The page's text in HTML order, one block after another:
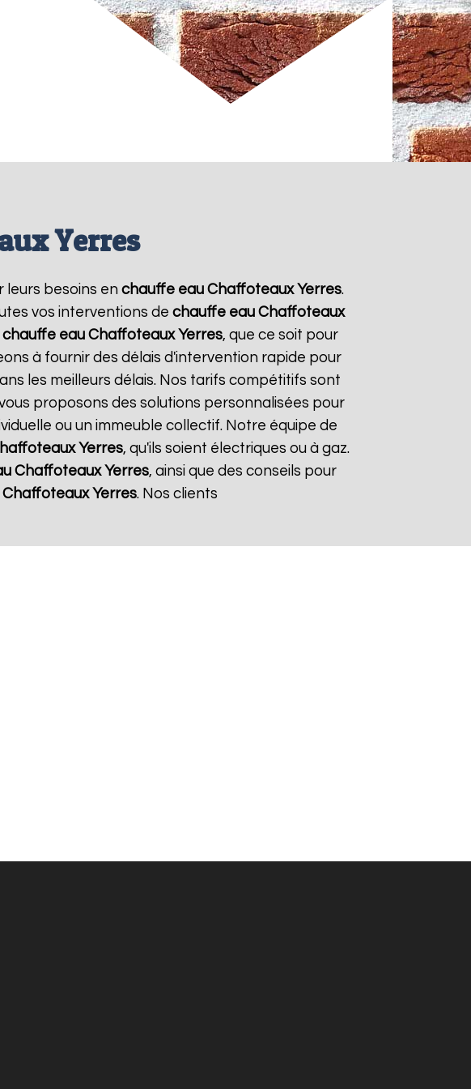
Yerres
leurs besoins en chauffe eau Chaffoteaux Yerres.
vos interventions de chauffe eau Chaffoteaux
chauffe eau Chaffoteaux Yerres, que ce soit pour
à fournir des délais d'intervention rapide pour
les meilleurs délais. Nos tarifs compétitifs sont
proposons des solutions personnalisées pour
ou un immeuble collectif. Notre équipe de
Yerres, qu'ils soient électriques ou à gaz.
Chaffoteaux Yerres, ainsi que des conseils pour
Yerres. Nos clients